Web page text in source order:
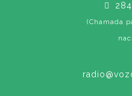
(Chamada